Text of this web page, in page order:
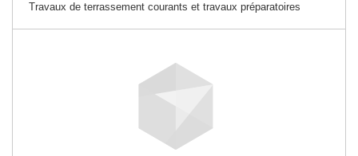
Travaux de terrassement courants et travaux préparatoires